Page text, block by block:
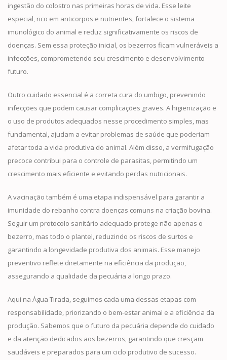
ingestão do colostro nas primeiras horas de vida. Esse leite
especial, rico em anticorpos e nutrientes, fortalece o sistema
imunológico do animal e reduz significativamente os riscos de
doenças. Sem essa proteção inicial, os bezerros ficam vulneráveis a
infecções, comprometendo seu crescimento e desenvolvimento
futuro.
Outro cuidado essencial é a correta cura do umbigo, prevenindo
infecções que podem causar complicações graves. A higienização e
o uso de produtos adequados nesse procedimento simples, mas
fundamental, ajudam a evitar problemas de saúde que poderiam
afetar toda a vida produtiva do animal. Além disso, a vermifugação
precoce contribui para o controle de parasitas, permitindo um
crescimento mais eficiente e evitando perdas nutricionais.
A vacinação também é uma etapa indispensável para garantir a
imunidade do rebanho contra doenças comuns na criação bovina.
Seguir um protocolo sanitário adequado protege não apenas o
bezerro, mas todo o plantel, reduzindo os riscos de surtos e
garantindo a longevidade produtiva dos animais. Esse manejo
preventivo reflete diretamente na eficiência da produção,
assegurando a qualidade da pecuária a longo prazo.
Aqui na Água Tirada, seguimos cada uma dessas etapas com
responsabilidade, priorizando o bem-estar animal e a eficiência da
produção. Sabemos que o futuro da pecuária depende do cuidado
e da atenção dedicados aos bezerros, garantindo que cresçam
saudáveis e preparados para um ciclo produtivo de sucesso.